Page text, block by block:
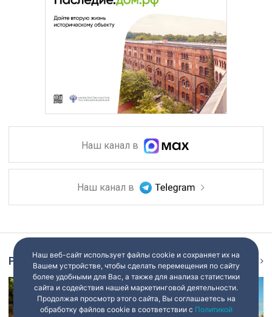
Наш канал в
Наш канал в
Репортаж
Наш веб-сайт использует файлы cookie и сохраняет их на
Вашем устройстве, чтобы сделать перемещения по сайту
более удобными для Вас, а также для анализа статистики
сайта и содействия нашей маркетинговой деятельности.
Продолжая просмотр этого сайта, Вы соглашаетесь на
обработку файлов cookie в соответствии с Политикой